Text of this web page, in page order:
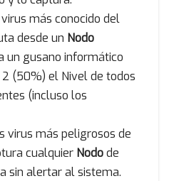
virus más conocido del
desde un Nodo
un gusano informático
2 (50%) el Nivel de todos
(incluso los
virus más peligrosos de
cualquier Nodode
sin alertar al sistema.